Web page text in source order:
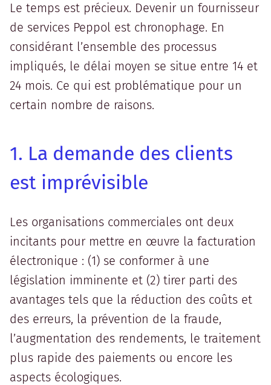
Le temps est précieux. Devenir un fournisseur
de services Peppol est chronophage. En
considérant l’ensemble des processus
impliqués, le délai moyen se situe entre 14 et
24 mois. Ce qui est problématique pour un
certain nombre de raisons.
1. La demande des clients
est imprévisible
Les organisations commerciales ont deux
incitants pour mettre en œuvre la facturation
électronique : (1) se conformer à une
législation imminente et (2) tirer parti des
avantages tels que la réduction des coûts et
des erreurs, la prévention de la fraude,
l’augmentation des rendements, le traitement
plus rapide des paiements ou encore les
aspects écologiques.